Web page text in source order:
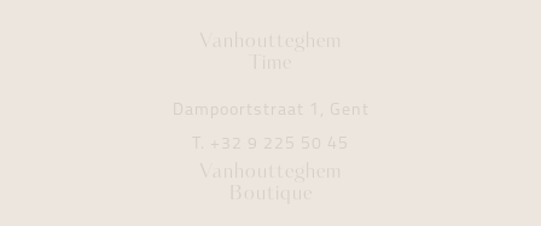
Vanhoutteghem
Time
Dampoortstraat 1, Gent
T. +32 9 225 50 45
Vanhoutteghem
Boutique